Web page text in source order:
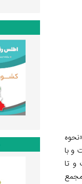
و با
است و تا